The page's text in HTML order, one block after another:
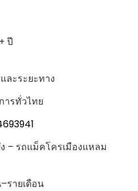
ปี
ละระยะทาง
ารทั่วไทย
– รถแม็คโครเมืองแหลม
รายเดือน